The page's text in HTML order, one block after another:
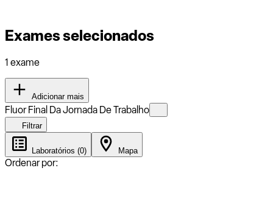
Exames selecionados
1 exame
Adicionar mais
Fluor Final Da Jornada De Trabalho
Filtrar
Laboratórios (0) Mapa
Ordenar por: